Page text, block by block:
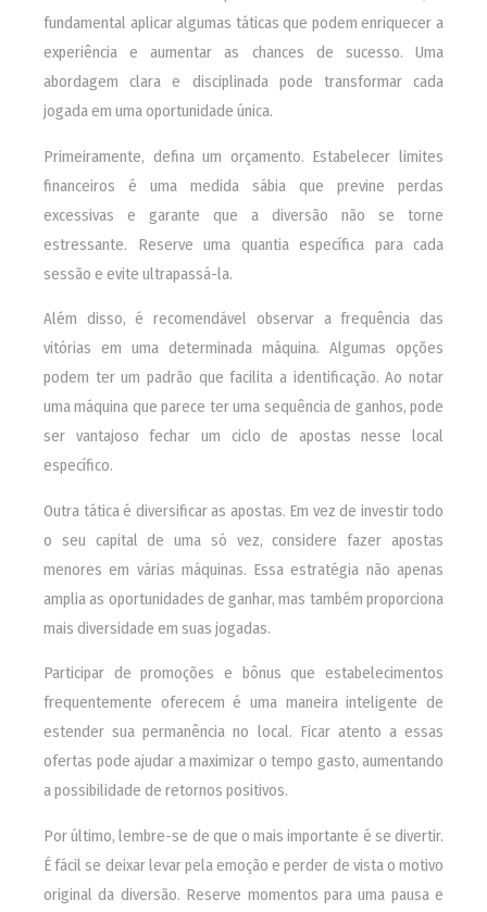
fundamental aplicar algumas táticas que podem enriquecer a
experiência e aumentar as chances de sucesso. Uma
abordagem clara e disciplinada pode transformar cada
jogada em uma oportunidade única.
Primeiramente, defina um orçamento. Estabelecer limites
financeiros é uma medida sábia que previne perdas
excessivas e garante que a diversão não se torne
estressante. Reserve uma quantia específica para cada
sessão e evite ultrapassá-la.
Além disso, é recomendável observar a frequência das
vitórias em uma determinada máquina. Algumas opções
podem ter um padrão que facilita a identificação. Ao notar
uma máquina que parece ter uma sequência de ganhos, pode
ser vantajoso fechar um ciclo de apostas nesse local
específico.
Outra tática é diversificar as apostas. Em vez de investir todo
o seu capital de uma só vez, considere fazer apostas
menores em várias máquinas. Essa estratégia não apenas
amplia as oportunidades de ganhar, mas também proporciona
mais diversidade em suas jogadas.
Participar de promoções e bônus que estabelecimentos
frequentemente oferecem é uma maneira inteligente de
estender sua permanência no local. Ficar atento a essas
ofertas pode ajudar a maximizar o tempo gasto, aumentando
a possibilidade de retornos positivos.
Por último, lembre-se de que o mais importante é se divertir.
É fácil se deixar levar pela emoção e perder de vista o motivo
original da diversão. Reserve momentos para uma pausa e